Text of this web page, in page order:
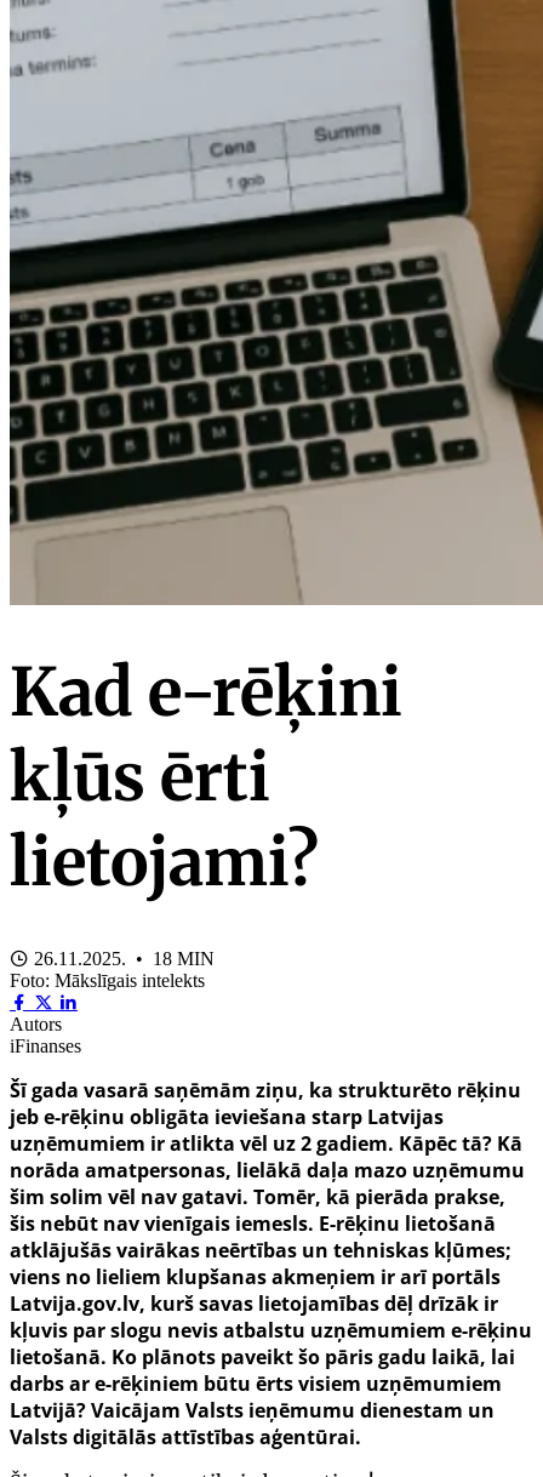
Kad e-rēķini
kļūs ērti
lietojami?
26.11.2025. • 18 MIN
Foto: Mākslīgais intelekts
Autors
iFinanses
Šī gada vasarā saņēmām ziņu, ka strukturēto rēķinu
jeb e-rēķinu obligāta ieviešana starp Latvijas
uzņēmumiem ir atlikta vēl uz 2 gadiem. Kāpēc tā? Kā
norāda amatpersonas, lielākā daļa mazo uzņēmumu
šim solim vēl nav gatavi. Tomēr, kā pierāda prakse,
šis nebūt nav vienīgais iemesls. E-rēķinu lietošanā
atklājušās vairākas neērtības un tehniskas kļūmes;
viens no lieliem klupšanas akmeņiem ir arī portāls
Latvija.gov.lv, kurš savas lietojamības dēļ drīzāk ir
kļuvis par slogu nevis atbalstu uzņēmumiem e-rēķinu
lietošanā. Ko plānots paveikt šo pāris gadu laikā, lai
darbs ar e-rēķiniem būtu ērts visiem uzņēmumiem
Latvijā? Vaicājam Valsts ieņēmumu dienestam un
Valsts digitālās attīstības aģentūrai.